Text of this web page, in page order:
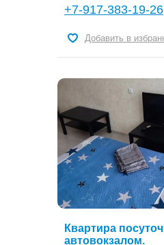
+7-917-383-19-26
Добавить в
Квартира
автовокзалом.